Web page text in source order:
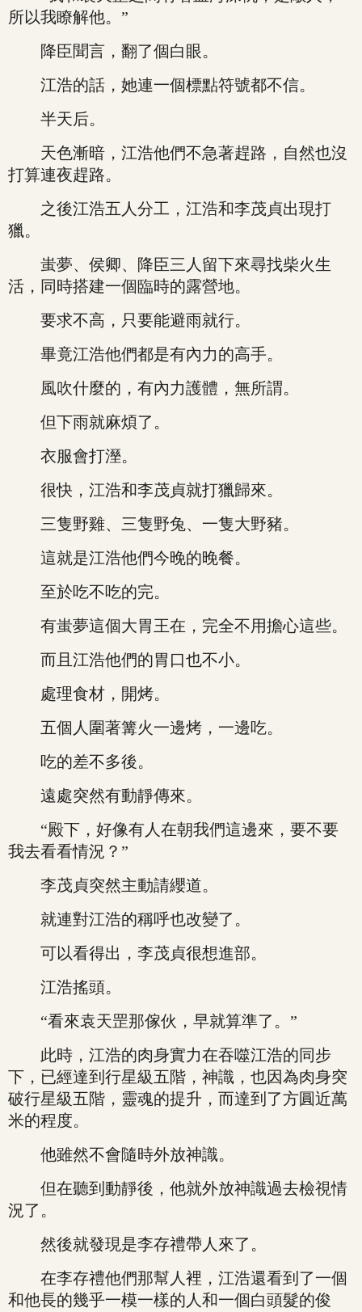
所以我瞭解他。”
降臣聞言，翻了個白眼。
江浩的話，她連一個標點符號都不信。
半天后。
天色漸暗，江浩他們不急著趕路，自然也沒
打算連夜趕路。
之後江浩五人分工，江浩和李茂貞出現打
獵。
蚩夢、侯卿、降臣三人留下來尋找柴火生
活，同時搭建一個臨時的露營地。
要求不高，只要能避雨就行。
畢竟江浩他們都是有內力的高手。
風吹什麼的，有內力護體，無所謂。
但下雨就麻煩了。
衣服會打溼。
很快，江浩和李茂貞就打獵歸來。
三隻野雞、三隻野兔、一隻大野豬。
這就是江浩他們今晚的晚餐。
至於吃不吃的完。
有蚩夢這個大胃王在，完全不用擔心這些。
而且江浩他們的胃口也不小。
處理食材，開烤。
五個人圍著篝火一邊烤，一邊吃。
吃的差不多後。
遠處突然有動靜傳來。
“殿下，好像有人在朝我們這邊來，要不要
我去看看情況？”
李茂貞突然主動請纓道。
就連對江浩的稱呼也改變了。
可以看得出，李茂貞很想進部。
江浩搖頭。
“看來袁天罡那傢伙，早就算準了。”
此時，江浩的肉身實力在吞噬江浩的同步
下，已經達到行星級五階，神識，也因為肉身突
破行星級五階，靈魂的提升，而達到了方圓近萬
米的程度。
他雖然不會隨時外放神識。
但在聽到動靜後，他就外放神識過去檢視情
況了。
然後就發現是李存禮帶人來了。
在李存禮他們那幫人裡，江浩還看到了一個
和他長的幾乎一模一樣的人和一個白頭髮的俊